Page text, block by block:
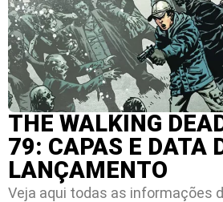
THE WALKING
79: CAPAS E DATA
LANÇAMENTO
Veja aqui todas as informações